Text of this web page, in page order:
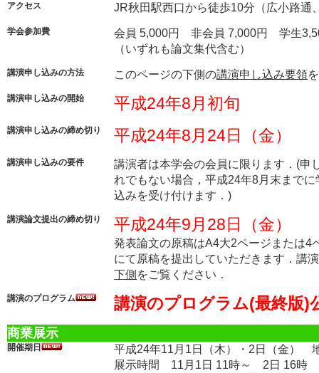
アクセス JR秋田駅西口から徒歩10分（広小路通
学会参加費
会員 5,000円 非会員 7,000円 学生
（いずれも論文集代含む）
講演申し込みの方法 このページの下側の講演申し込み要領
講演申し込みの開始 平成24年8月初旬
講演申し込みの締め切り 平成24年8月24日（金）
講演申し込みの要件
講演者は本学会の会員に限ります．(申
れでもない場合，平成24年8月末まで
込みを受け付けます．)
講演論文提出の締め切り 平成24年9月28日（金）
発表論文の原稿はA4大2ページまたは4
にて原稿を提出していただきます． 講
下側をご覧ください．
講演のプログラム 講演のプログラム(最終版)
商業展示
開催期日
平成24年11月1日（木）・2日（金）
展示時間 11月1日 11時～ 2日 16時